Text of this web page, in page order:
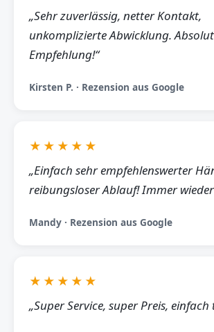
„Sehr zuverlässig, netter Kontakt,
unkomplizierte Abwicklung.
Empfehlung!“
Kirsten P. · Rezension aus Google
★★★★★
„Einfach sehr empfehlenswerter
reibungsloser Ablauf! Immer
Mandy · Rezension aus Google
★★★★★
„Super Service, super Preis, einfach